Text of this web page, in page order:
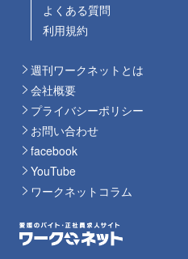
よくある質問
利用規約
週刊ワークネットとは
会社概要
プライバシーポリシー
お問い合わせ
facebook
YouTube
ワークネットコラム